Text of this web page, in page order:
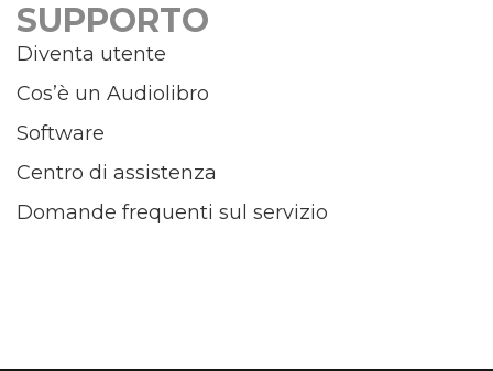
SUPPORTO
Diventa utente
Cos’è un Audiolibro
Software
Centro di assistenza
Domande frequenti sul servizio